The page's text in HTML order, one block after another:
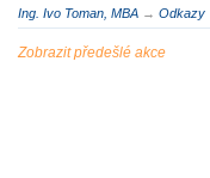
Ing. Ivo Toman, MBA → Odkazy
Zobrazit předešlé akce